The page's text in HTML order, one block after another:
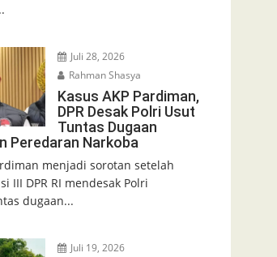
Juli 28, 2026
Rahman Shasya
Kasus AKP Pardiman,
DPR Desak Polri Usut
Tuntas Dugaan
Peredaran Narkoba
menjadi sorotan setelah
III DPR RI mendesak Polri
dugaan...
Juli 19, 2026